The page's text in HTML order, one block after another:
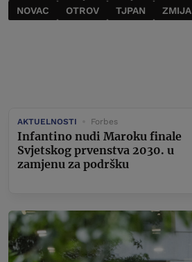
NOVAC
OTROV TJPAN ZMIJA
AKTUELNOSTI Forbes
Infantino nudi Maroku finale
Svjetskog prvenstva 2030. u
zamjenu za podršku